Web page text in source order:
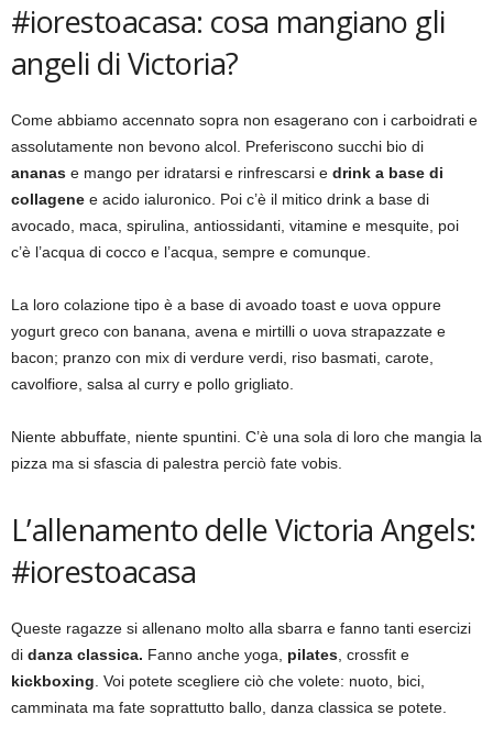
#iorestoacasa: cosa mangiano gli
angeli di Victoria?
Come abbiamo accennato sopra non esagerano con i carboidrati e
assolutamente non bevono alcol. Preferiscono succhi bio di
ananas e mango per idratarsi e rinfrescarsi e drink a base di
collagene e acido ialuronico. Poi c’è il mitico drink a base di
avocado, maca, spirulina, antiossidanti, vitamine e mesquite, poi
c’è l’acqua di cocco e l’acqua, sempre e comunque.
La loro colazione tipo è a base di avoado toast e uova oppure
yogurt greco con banana, avena e mirtilli o uova strapazzate e
bacon; pranzo con mix di verdure verdi, riso basmati, carote,
cavolfiore, salsa al curry e pollo grigliato.
Niente abbuffate, niente spuntini. C’è una sola di loro che mangia la
pizza ma si sfascia di palestra perciò fate vobis.
L’allenamento delle Victoria Angels:
#iorestoacasa
Queste ragazze si allenano molto alla sbarra e fanno tanti esercizi
di danza classica. Fanno anche yoga, pilates , crossfit e
kickboxing . Voi potete scegliere ciò che volete: nuoto, bici,
camminata ma fate soprattutto ballo, danza classica se potete.